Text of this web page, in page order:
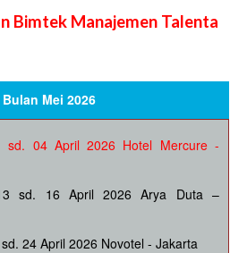
Bimtek Manajemen Talenta
Bulan Mei 2026
sd. 04 April 2026 Hotel Mercure -
sd. 16 April 2026 Arya Duta –
24 April 2026 Novotel - Jakarta